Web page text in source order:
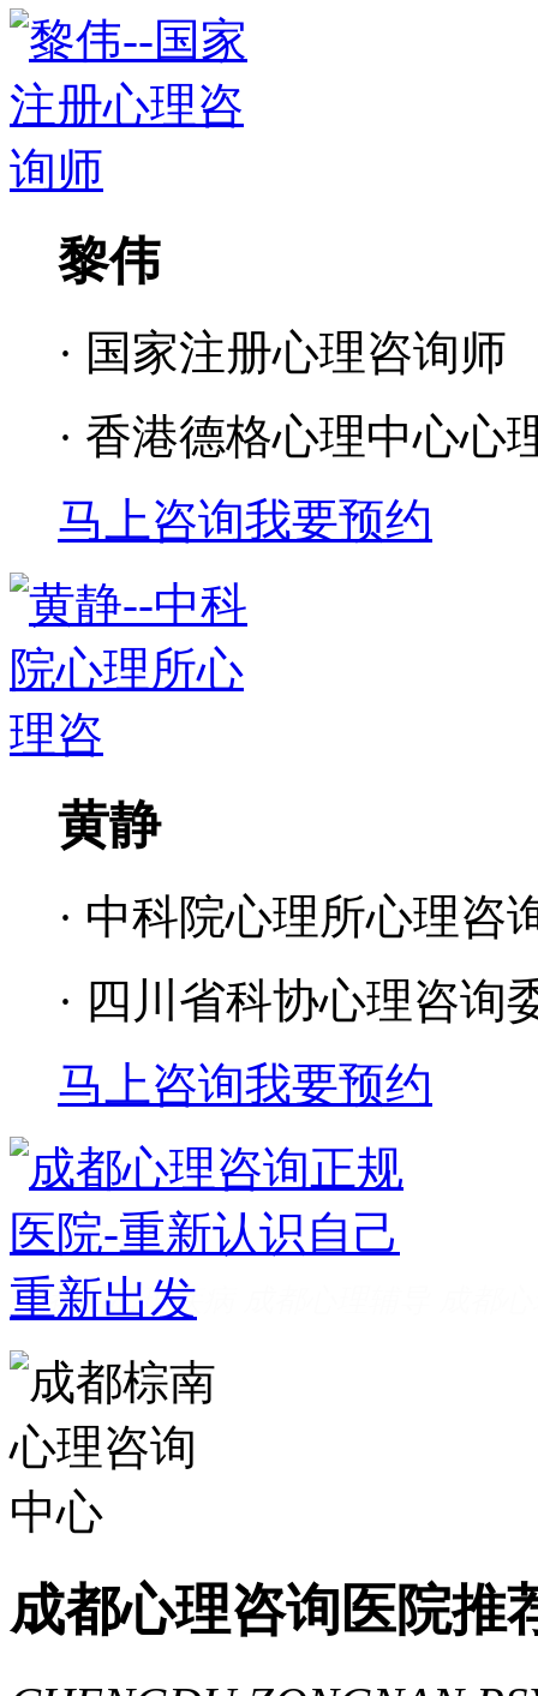
黎伟
· 国家注册心理咨询师
· 香港德格心理中心心
马上咨询我要预约
黄静
· 中科院心理所心理咨
· 四川省科协心理咨询
马上咨询我要预约
成都看心理疾病
家好 成都心理咨询推荐
费
成都心理医院哪里好
成都心理咨询医院推